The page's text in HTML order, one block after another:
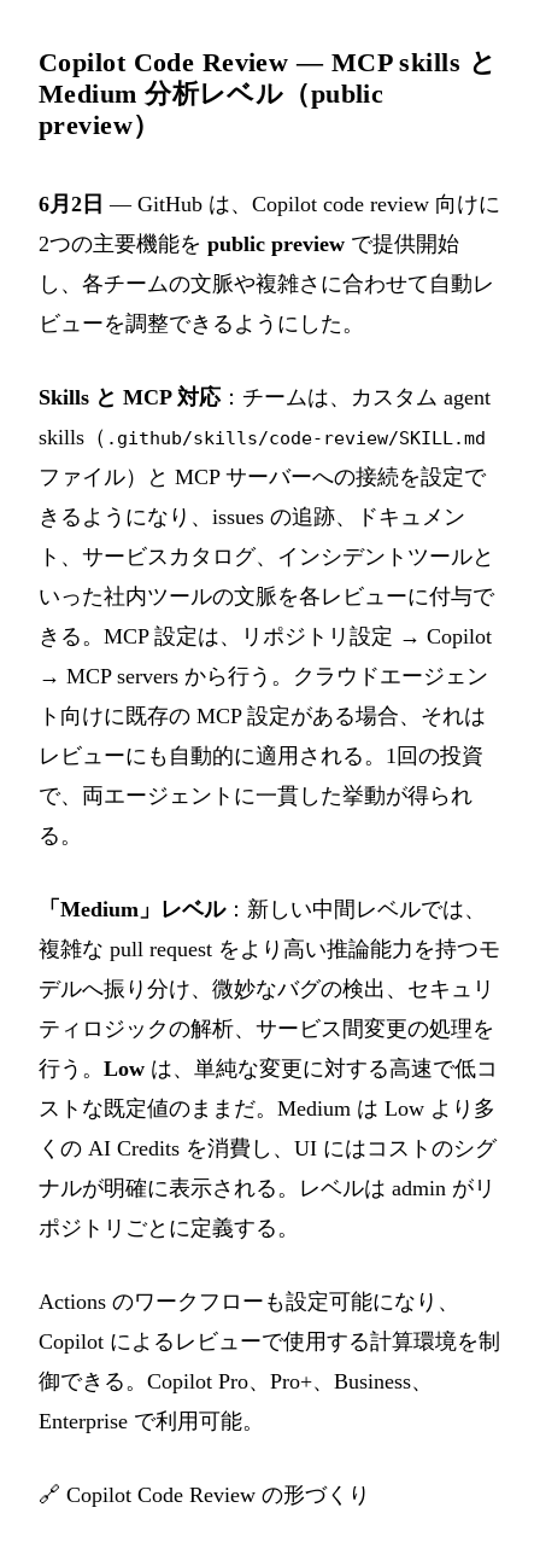
Copilot Code Review — MCP skills と
Medium 分析レベル（public
preview）
6月2日 — GitHub は、Copilot code review 向けに
2つの主要機能を public preview で提供開始
し、各チームの文脈や複雑さに合わせて自動レ
ビューを調整できるようにした。
Skills と MCP 対応：チームは、カスタム agent
skills（ .github/skills/code-review/SKILL.md
ファイル）と MCP サーバーへの接続を設定で
きるようになり、issues の追跡、ドキュメン
ト、サービスカタログ、インシデントツールと
いった社内ツールの文脈を各レビューに付与で
きる。MCP 設定は、リポジトリ設定 → Copilot
→ MCP servers から行う。クラウドエージェン
ト向けに既存の MCP 設定がある場合、それは
レビューにも自動的に適用される。1回の投資
で、両エージェントに一貫した挙動が得られ
る。
「Medium」レベル：新しい中間レベルでは、
複雑な pull request をより高い推論能力を持つモ
デルへ振り分け、微妙なバグの検出、セキュリ
ティロジックの解析、サービス間変更の処理を
行う。 Low は、単純な変更に対する高速で低コ
ストな既定値のままだ。Medium は Low より多
くの AI Credits を消費し、UI にはコストのシグ
ナルが明確に表示される。レベルは admin がリ
ポジトリごとに定義する。
Actions のワークフローも設定可能になり、
Copilot によるレビューで使用する計算環境を制
御できる。Copilot Pro、Pro+、Business、
Enterprise で利用可能。
🔗 Copilot Code Review の形づくり